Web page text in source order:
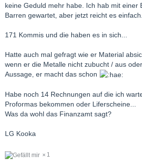
keine Geduld mehr habe. Ich hab mit einer
Barren gewartet, aber jetzt reicht es einfach.
171 Kommis und die haben es in sich...
Hatte auch mal gefragt wie er Material
wenn er die Metalle nicht zubucht / aus
Aussage, er macht das schon
Habe noch 14 Rechnungen auf die ich
Proformas bekommen oder Liferscheine...
Was da wohl das Finanzamt sagt?
LG Kooka
1